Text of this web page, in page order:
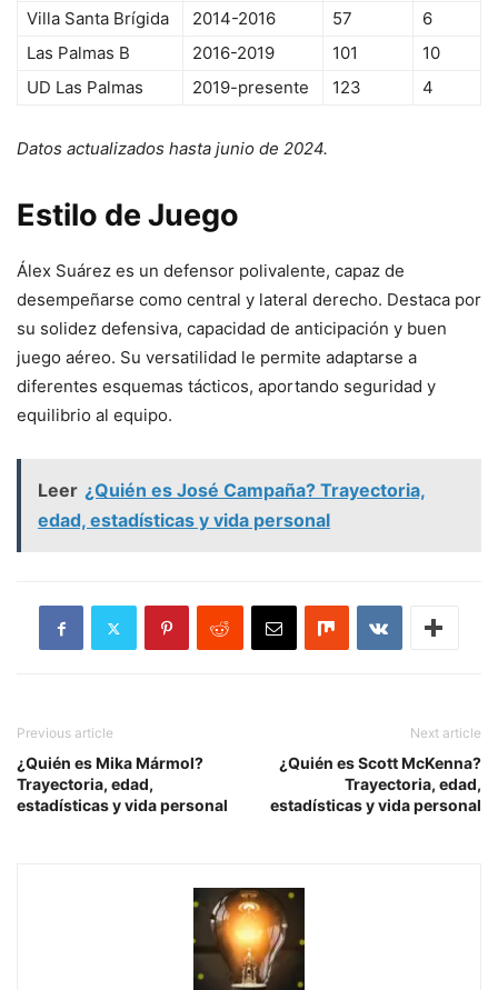
Villa Santa Brígida
2014-2016 57
6
Las Palmas B
2016-2019 101
10
UD Las Palmas
2019-presente 123 4
Datos actualizados hasta junio de 2024.
Estilo de Juego
Álex Suárez es un defensor polivalente, capaz de
desempeñarse como central y lateral derecho. Destaca por
su solidez defensiva, capacidad de anticipación y buen
juego aéreo. Su versatilidad le permite adaptarse a
diferentes esquemas tácticos, aportando seguridad y
equilibrio al equipo.
Leer ¿Quién es José Campaña? Trayectoria,
edad, estadísticas y vida personal
Previous article
¿Quién es Mika Mármol?
Trayectoria, edad,
estadísticas y vida personal
Next article
¿Quién es Scott McKenna?
Trayectoria, edad,
estadísticas y vida personal